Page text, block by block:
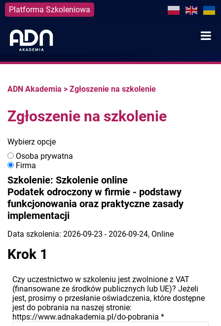
Platforma Szkoleniowa
content
ADN Akademia > Zgłoszenie na szkolenie
Zgłoszenie na szkolenie
Wybierz opcje
Osoba prywatna
Firma
Szkolenie: Szkolenie online
Podatek odroczony w firmie - podstawy
funkcjonowania oraz praktyczne zasady
implementacji
Data szkolenia: 2026-09-23 - 2026-09-24, Online
Krok 1
Czy uczestnictwo w szkoleniu jest zwolnione z VAT
(finansowane ze środków publicznych lub UE)? Jeżeli
jest, prosimy o przesłanie oświadczenia, które dostępne
jest do pobrania na naszej stronie:
https://www.adnakademia.pl/do-pobrania *